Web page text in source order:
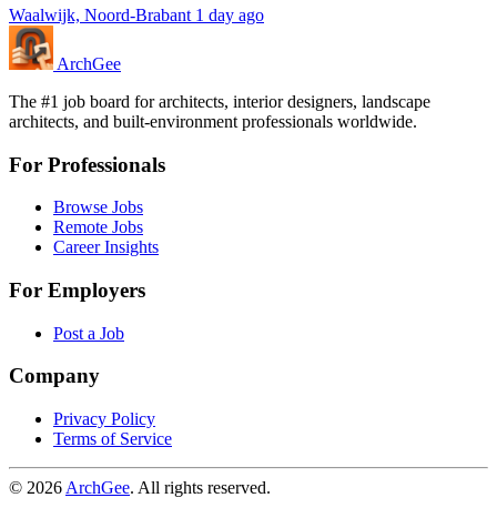
Waalwijk, Noord-Brabant 1 day ago
ArchGee
The #1 job board for architects, interior designers, landscape
architects, and built-environment professionals worldwide.
For Professionals
Browse Jobs
Remote Jobs
Career Insights
For Employers
Post a Job
Company
Privacy Policy
Terms of Service
© 2026 ArchGee. All rights reserved.